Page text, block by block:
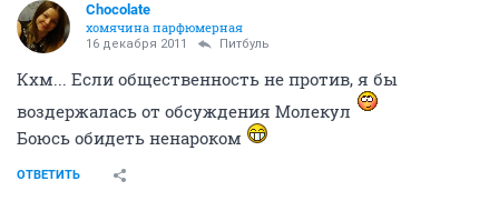
Chocolate
хомячина парфюмерная
16 декабря 2011 Питбуль
Кхм... Если общественность не против, я бы
воздержалась от обсуждения Молекул
Боюсь обидеть ненароком
ОТВЕТИТЬ